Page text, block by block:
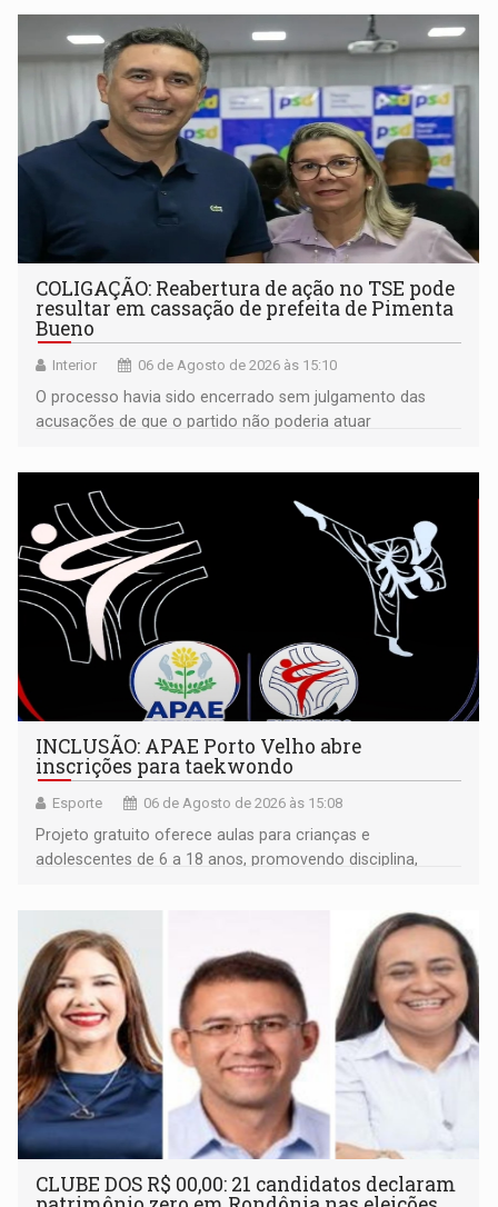
COLIGAÇÃO: Reabertura de ação no TSE pode
resultar em cassação de prefeita de Pimenta
Bueno
Interior 06 de Agosto de 2026 às 15:10
O processo havia sido encerrado sem julgamento das
acusações de que o partido não poderia atuar
INCLUSÃO: APAE Porto Velho abre
inscrições para taekwondo
Esporte 06 de Agosto de 2026 às 15:08
Projeto gratuito oferece aulas para crianças e
adolescentes de 6 a 18 anos, promovendo disciplina,
CLUBE DOS R$ 00,00: 21 candidatos declaram